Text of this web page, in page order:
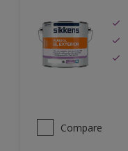
Compare